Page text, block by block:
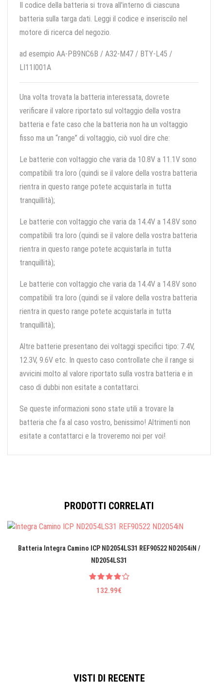
Il codice della batteria si trova all'interno di ciascuna
batteria sulla targa dati. Leggi il codice e inseriscilo nel
motore di ricerca del negozio.
ad esempio AA-PB9NC6B / A32-M47 / BTY-L45 /
LI11I001A
Una volta trovata la batteria interessata, dovrete
verificare il valore riportato sul voltaggio della vostra
batteria e fate caso che la batteria non ha un voltaggio
fisso ma un “range” di voltaggio, ciò vuol dire che:
Le batterie con voltaggio che varia da 10.8V a 11.1V sono
compatibili tra loro (quindi se il valore della vostra batteria
rientra in questo range potete acquistarla in tutta
tranquillità);
Le batterie con voltaggio che varia da 14.4V a 14.8V sono
compatibili tra loro (quindi se il valore della vostra batteria
rientra in questo range potete acquistarla in tutta
tranquillità);
Le batterie con voltaggio che varia da 14.4V a 14.8V sono
compatibili tra loro (quindi se il valore della vostra batteria
rientra in questo range potete acquistarla in tutta
tranquillità);
Altre batterie presentano dei voltaggi specifici tipo: 7.4V,
12.3V, 9.6V etc. In questo caso controllate che il range si
avvicini molto al valore riportato sulla vostra batteria e in
caso di dubbi non esitate a contattarci.
Se queste informazioni sono state utili a trovare la
batteria che fa al caso vostro, benissimo! Altrimenti non
esitate a contattarci e la troveremo noi per voi!
PRODOTTI CORRELATI
Batteria Integra Camino ICP ND2054LS31 REF90522 ND2054iN /
ND2054LS31
132.99€
VISTI DI RECENTE